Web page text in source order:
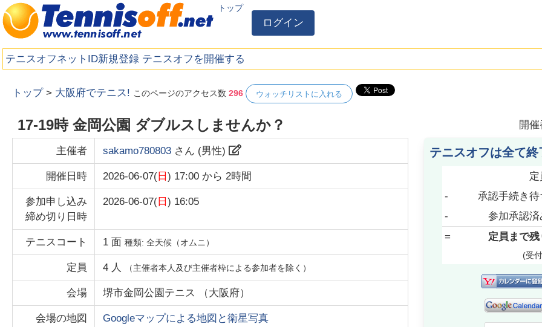
トップ
ログイン
テニスオフネットID新規登録 テニスオフを開催する
トップ > 大阪府でテニス! このページのアクセス数296 ウォッチリストに入れる
17-19時 金岡公園 ダブルスしませんか？ 開
主催者 sakamo780803 さん (男性)
開催日時 2026-06-07( 日) 17:00 から2時間
参加申し込み
締め切り日時
2026-06-07( 日) 16:05
テニスコート 1 面種類:全天候（オムニ）
定員 4 人 （主催者本人及び主催者枠による参加者を除く）
会場 堺市金岡公園テニス （大阪府）
会場の地図 Googleマップによる地図と衛星写真
テニスオフは全て終
定
-
承認手続き待
-
参加承認済
=
定員まで残
(受